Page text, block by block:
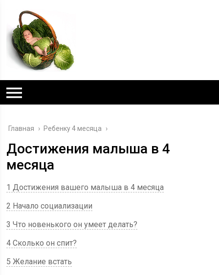
Главная › Ребенку 4 месяца ›
Достижения малыша в 4
месяца
1 Достижения вашего малыша в 4 месяца
2 Начало социализации
3 Что новенького он умеет делать?
4 Сколько он спит?
5 Желание встать